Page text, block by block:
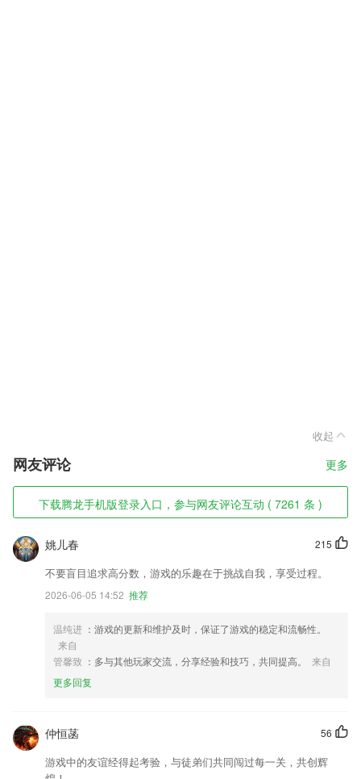
收起
网友评论 更多
下载腾龙手机版登录入口，参与网友评论互动 ( 7261 条 )
215
姚儿春
不要盲目追求高分数，游戏的乐趣在于挑战自我，享受过程。
2026-06-05 14:52 推荐
温纯进 ：游戏的更新和维护及时，保证了游戏的稳定和流畅性。
来自
管馨致 ：多与其他玩家交流，分享经验和技巧，共同提高。
来自
更多回复
56
仲恒菡
游戏中的友谊经得起考验，与徒弟们共同闯过每一关，共创辉